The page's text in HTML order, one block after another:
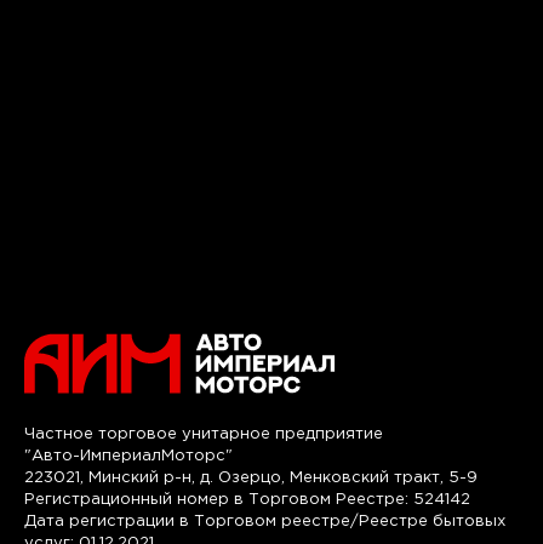
Частное торговое унитарное предприятие
"Авто-ИмпериалМоторс"
223021, Минский р-н, д. Озерцо, Менковский тракт, 5-9
Регистрационный номер в Торговом Реестре: 524142
Дата регистрации в Торговом реестре/Реестре бытовых